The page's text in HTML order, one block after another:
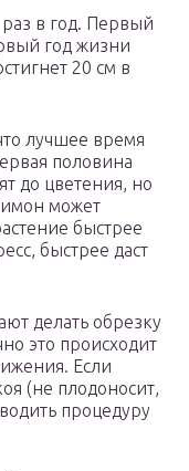
в год. Первый
год жизни
20 см в
лучшее время
половина
до цветения, но
может
быстрее
быстрее даст
делать обрезку
это происходит
Если
(не плодоносит,
процедуру